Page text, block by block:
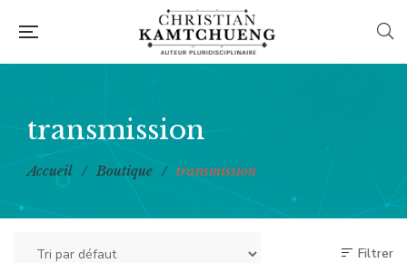
transmission
Accueil / Boutique / transmission
Filtrer